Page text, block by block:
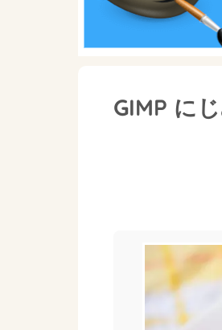
GIMP に